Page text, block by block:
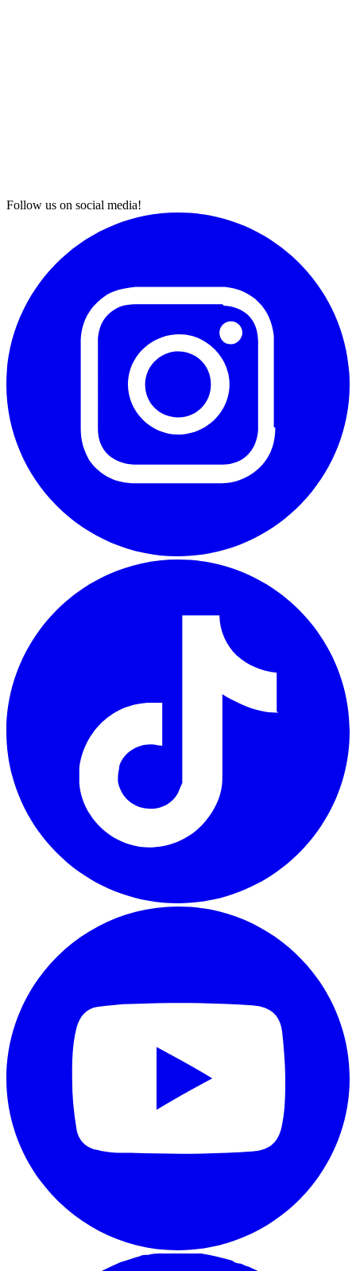
Follow us on social media!